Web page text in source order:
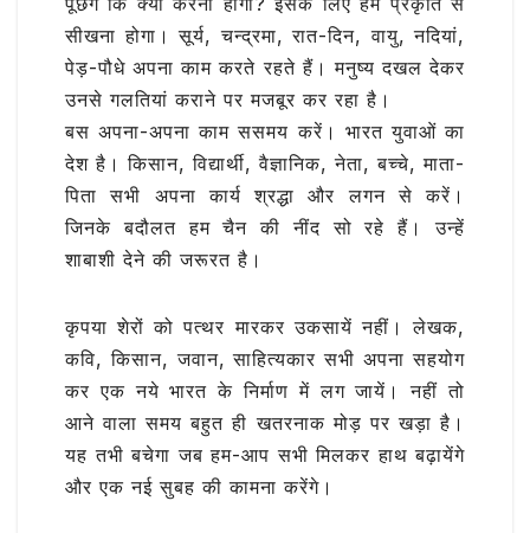
सीखना होगा। सूर्य, चन्द्रमा, रात-दिन, वायु, नदियां,
पेड़-पौधे अपना काम करते रहते हैं। मनुष्य दखल देकर
उनसे गलतियां कराने पर मजबूर कर रहा है।
बस अपना-अपना काम ससमय करें। भारत युवाओं का
देश है। किसान, विद्यार्थी, वैज्ञानिक, नेता, बच्चे, माता-
पिता सभी अपना कार्य श्रद्धा और लगन से करें।
जिनके बदौलत हम चैन की नींद सो रहे हैं। उन्हें
शाबाशी देने की जरूरत है।
कृपया शेरों को पत्थर मारकर उकसायें नहीं। लेखक,
कवि, किसान, जवान, साहित्यकार सभी अपना सहयोग
कर एक नये भारत के निर्माण में लग जायें। नहीं तो
आने वाला समय बहुत ही खतरनाक मोड़ पर खड़ा है।
यह तभी बचेगा जब हम-आप सभी मिलकर हाथ बढ़ायेंगे
और एक नई सुबह की कामना करेंगे।